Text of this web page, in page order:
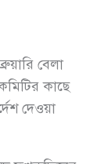
বেলা
কাছে
দেওয়া